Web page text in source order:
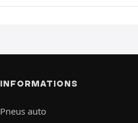
INFORMATIONS
Pneus auto